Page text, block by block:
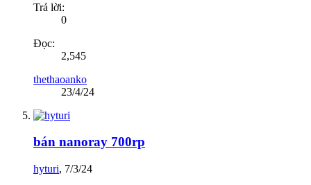
Trả lời:
0
Đọc:
2,545
thethaoanko
23/4/24
bán nanoray 700rp
hyturi, 7/3/24